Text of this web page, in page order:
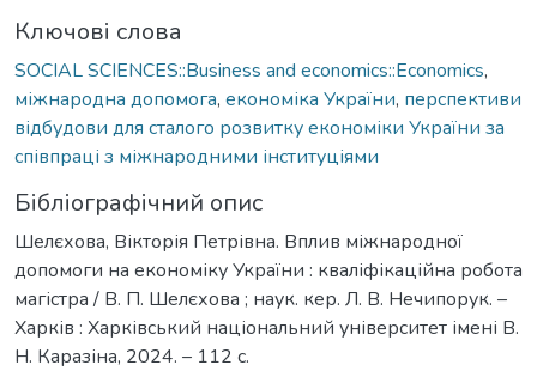
Ключові слова
SOCIAL SCIENCES::Business and economics::Economics,
міжнародна допомога, економіка України, перспективи
відбудови для сталого розвитку економіки України за
співпраці з міжнародними інституціями
Бібліографічний опис
Шелєхова, Вікторія Петрівна. Вплив міжнародної
допомоги на економіку України : кваліфікаційна робота
магістра / В. П. Шелєхова ; наук. кер. Л. В. Нечипорук. –
Харків : Харківський національний університет імені В.
Н. Каразіна, 2024. – 112 с.